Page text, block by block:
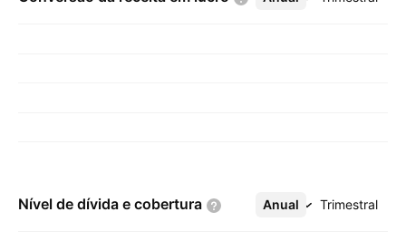
Nível de dívida e cobertura Anual Trimestral
Mais